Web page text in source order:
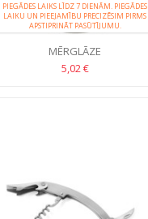
PIEGĀDES LAIKS LĪDZ 7 DIENĀM. PIEGĀDES
LAIKU UN PIEEJAMĪBU PRECIZĒSIM PIRMS
APSTIPRINĀT PASŪTĪJUMU.
MĒRGLĀZE
5,02 €